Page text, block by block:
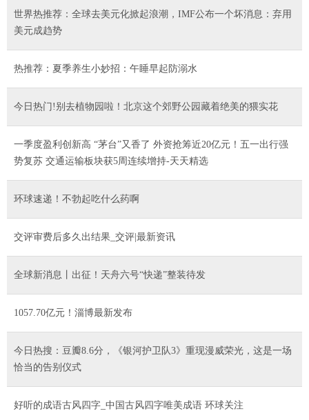
世界热推荐：全球去美元化掀起浪潮，IMF公布一个坏消息：弃用
美元成趋势
热推荐：夏季养生小妙招：午睡早起防溺水
今日热门!别去植物园啦！北京这个郊野公园藏着绝美的猥实花
一季度盈利创新高 “茅台”又香了 外资抢筹近20亿元！五一出行强
势复苏 交通运输板块获5周连续增持-天天精选
环球速递！不勃起吃什么药啊
交评审费后多久出结果_交评|最新资讯
全球新消息丨出征！天舟六号“快递”整装待发
1057.70亿元！淄博最新发布
今日热搜：豆瓣8.6分，《银河护卫队3》重现漫威荣光，这是一场
恰当的告别仪式
好听的成语古风四字_中国古风四字唯美成语 环球关注